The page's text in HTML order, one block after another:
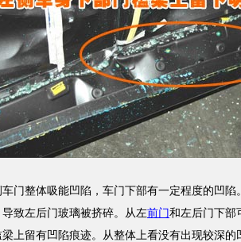
整体吸能凹陷，车门下部有一定程度的凹陷
致左后门玻璃被挤碎。从左前门和左后门下部
梁上留有凹陷痕迹。从整体上看没有出现较深的